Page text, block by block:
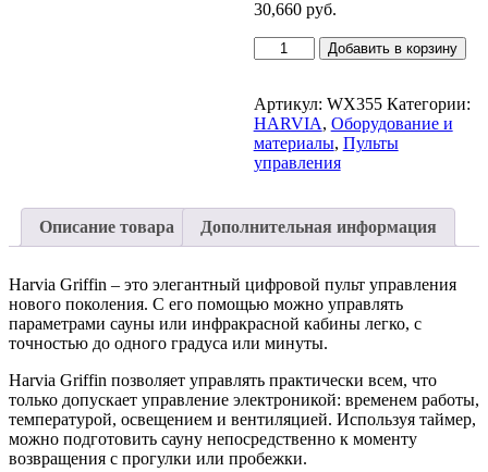
30,660руб.
Количество
товара
Griffin
Пульт
+
блок
Combi
Добавить в корзину
Артикул: WX355 Категории:
HARVIA, Оборудование и
материалы, Пульты
управления
Описание товара Дополнительная информация
Harvia Griffin – это элегантный цифровой пульт управления
нового поколения. С его помощью можно управлять
параметрами сауны или инфракрасной кабины легко, с
точностью до одного градуса или минуты.
Harvia Griffin позволяет управлять практически всем, что
только допускает управление электроникой: временем работы,
температурой, освещением и вентиляцией. Используя таймер,
можно подготовить сауну непосредственно к моменту
возвращения с прогулки или пробежки.